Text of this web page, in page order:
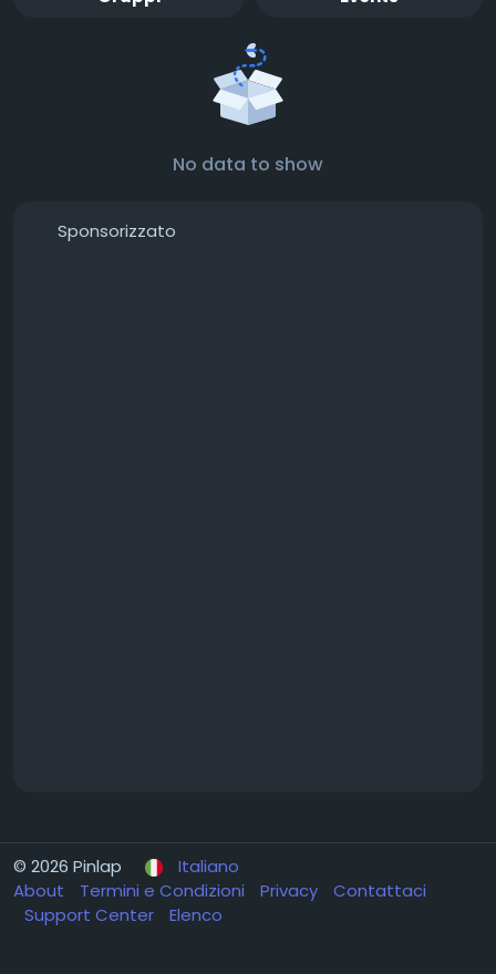
No data to show
Sponsorizzato
© 2026 Pinlap
Italiano
About
Termini e Condizioni Privacy
Contattaci
Support Center
Elenco